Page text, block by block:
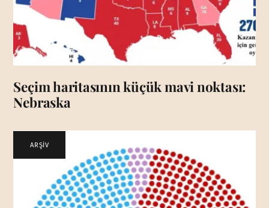
Seçim haritasının küçük mavi noktası:
Nebraska
ARŞİV